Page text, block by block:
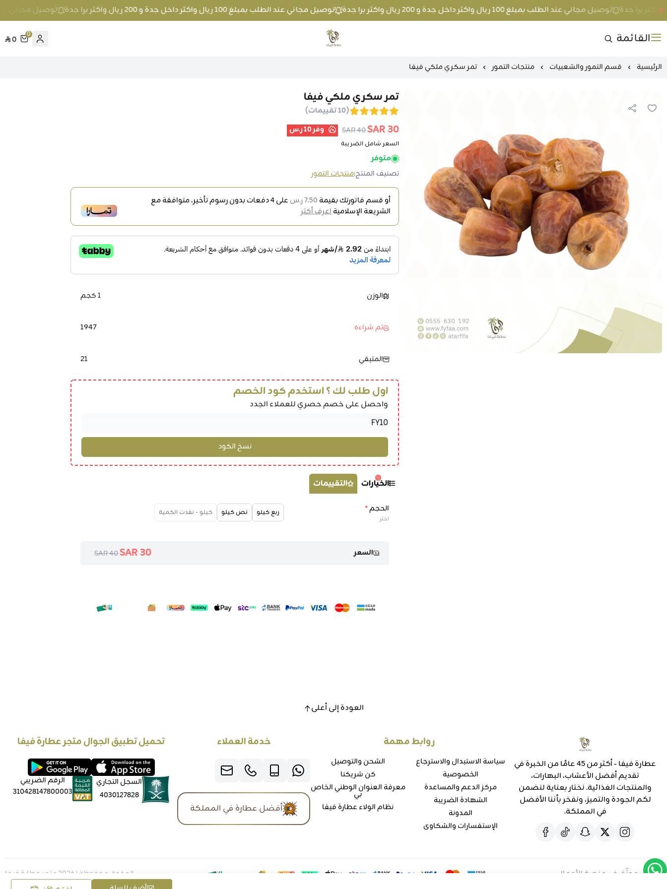
توصيل مجاني عند الطلب بمبلغ 100 ريال واكثر داخل جدة و 200 ريال واكثر برا جدة توصيل مجاني عند الطلب بمبلغ 100 ريال واكثر داخل جدة و 200 ريال واكثر برا جدة توصيل مجاني عند الطلب بمبلغ 100 ريال
القائمة متجر عطارة فيفا
0
0
الرئيسية قسم التمور والشعبيات منتجات التمور تمر سكري ملكي فيفا
تمر سكري ملكي فيفا
(10 تقييمات)
30 SAR
40 SAR وفر10 ر.س
السعر شامل الضريبة
متوفر
تصنيف المنتج:منتجات التمور
أو قسم فاتورتك بقيمة 7.50 ر.س على4دفعات بدون رسوم تأخير، متوافقة مع
الشريعة الإسلاميةاعرف أكثر
الوزن 1 كجم
تم شراءه 1947
المتبقي 21
اول طلب لك ؟ استخدم كود الخصم
واحصل على خصم حصري للعملاء الجدد
الخيارات التقييمات
الحجم*
اختر
ربع كيلو نص كيلو كيلو - نفدت الكمية
السعر 30 SAR
40 SAR
العودة إلى أعلى
عطارة فيفا - أكثر من 45 عامًا من الخبرة في
تقديم أفضل الأعشاب، البهارات،
والمنتجات الغذائية. نختار بعناية لنضمن
لكم الجودة والتميز، ونفخر بأننا الأفضل
في المملكة.
روابط مهمة
سياسة الاستبدال والاسترجاع
الخصوصية
مركز الدعم والمساعدة
الشهادة الضريبة
المدونة
الإستفسارات والشكاوي
الشحن والتوصيل
كن شريكنا
معرفة العنوان الوطني الخاص
بي
نظام الولاء عطارة فيفا
خدمة العملاء
أفضل عطارة في المملكة
تحميل تطبيق الجوال متجر عطارة فيفا
السجل التجاري
4030127828
الرقم الضريبي
310428147800003
موثّق في منصة الأعمال الحقوق محفوظة | 2026 متجر عطارة فيفا